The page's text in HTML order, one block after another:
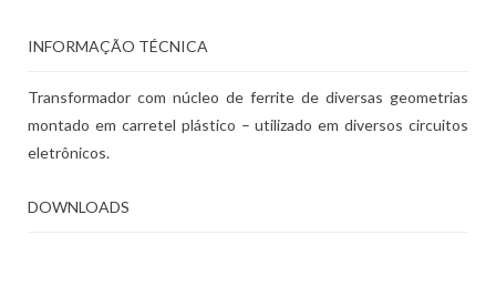
INFORMAÇÃO TÉCNICA
Transformador com núcleo de ferrite de diversas geometrias
montado em carretel plástico – utilizado em diversos circuitos
eletrônicos.
DOWNLOADS